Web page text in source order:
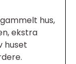
hus,
ekstra
huset